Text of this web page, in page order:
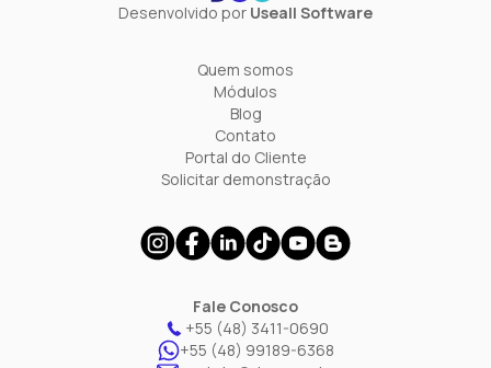
Desenvolvido por Useall Software
Quem somos
Módulos
Blog
Contato
Portal do Cliente
Solicitar demonstração
Fale Conosco
+55 (48) 3411-0690
+55 (48) 99189-6368